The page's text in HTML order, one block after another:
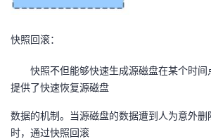
快照回滚：
快照不但能够快速生成源磁盘在某个时间
提供了快速恢复源磁盘
数据的机制。当源磁盘的数据遭到人为意外
时，通过快照回滚